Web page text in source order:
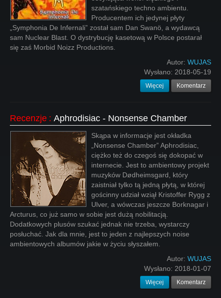
szatańskiego techno ambientu.
Producentem ich jedynej płyty
„Symphonia De Infernali” został sam Dan Swanö, a wydawcą
sam Nuclear Blast. O dystrybucję kasetową w Polsce postarał
się zaś Morbid Noizz Productions.
Autor: WUJAS
Wysłano: 2018-05-19
Więcej Komentarz
Recenzje : Aphrodisiac - Nonsense Chamber
Skąpa w informacje jest okładka
„Nonsense Chamber” Aphrodisiac,
ciężko też do czegoś się dokopać w
internecie. Jest to ambientowy projekt
muzyków Dødheimsgard, który
zaistniał tylko tą jedną płytą, w której
gościnny udział wziął Kristoffer Rygg z
Ulver, a wówczas jeszcze Borknagar i
Arcturus, co już samo w sobie jest dużą nobilitacją.
Dodatkowych plusów szukać jednak nie trzeba, wystarczy
posłuchać. Jak dla mnie, jest to jeden z najlepszych noise
ambientowych albumów jakie w życiu słyszałem.
Autor: WUJAS
Wysłano: 2018-01-07
Więcej Komentarz